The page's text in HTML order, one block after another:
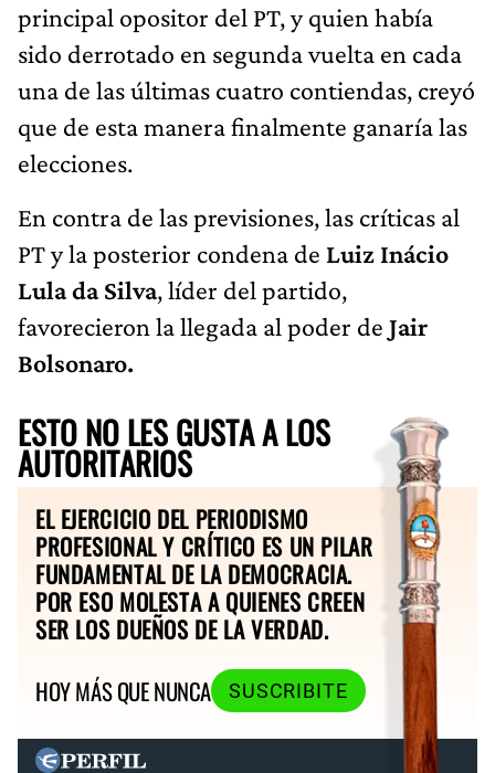
principal opositor del PT, y quien había
sido derrotado en segunda vuelta en cada
una de las últimas cuatro contiendas, creyó
que de esta manera finalmente ganaría las
elecciones.
En contra de las previsiones, las críticas al
PT y la posterior condena de Luiz Inácio
Lula da Silva, líder del partido,
favorecieron la llegada al poder de Jair
Bolsonaro.
ESTO NO LES GUSTA A LOS
AUTORITARIOS
EL EJERCICIO DEL PERIODISMO
PROFESIONAL Y CRÍTICO ES UN PILAR
FUNDAMENTAL DE LA DEMOCRACIA.
POR ESO MOLESTA A QUIENES CREEN
SER LOS DUEÑOS DE LA VERDAD.
HOY MÁS QUE NUNCA
SUSCRIBITE